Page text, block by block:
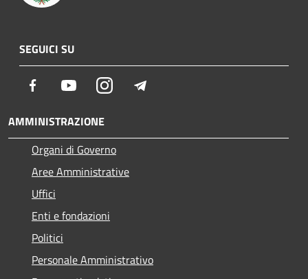
SEGUICI SU
Facebook YoutubeInstagram
AMMINISTRAZIONE
Organi di Governo
Aree Amministrative
Uffici
Enti e fondazioni
Politici
Personale Amministrativo